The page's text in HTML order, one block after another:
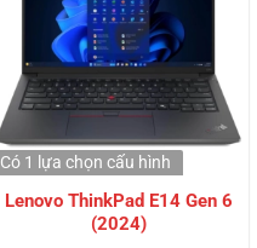
Lenovo ThinkPad E14 Gen 6
(2024)
Có 1 lựa chọn cấu hình